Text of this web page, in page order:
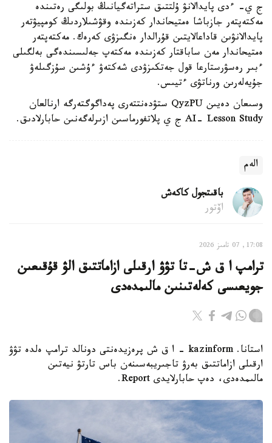
ج ي- ءدى پايدالانۋ ۇلتتىق ستراتەگيانىڭ بولىگى رەتىندە
مەكتەپتەر جازباشا ەمتيحاندار كەزىندە وقۋشىلاردىڭ كومپيۋتەر
پايدالانۋىن قاداعالايتىن قۇرالدار ەنگىزۋى كەرەك. مەكتەپتەر
ەمتيحاندار مەن ساباقتار كەزىندە مەكتەپ جەلىسىندەگى بەلگىلى
ءبىر رەسۋرستارعا قول جەتكىزۋدى شەكتەۋ ءۇشىن سۇزگىلەۋ
جۇيەلەرىن ورناتۋى ءتيىس.
وسىعان دەيىن QyzPU ستۋدەنتتەرى پەداگوگتەرگە ارنالعان
AI- Lesson Study ج ي پلاتفورماسىن ازىرلەگەنىن حابارلادىق.
الەم
باقىتجول كاكەش
اۆتور
17:08, 07 تامىز 2026
ترامپ ا ق ش-تا تۋۋ ارقىلى ازاماتتىق الۋ قۇقىعىن
جويعىسى كەلەتىنىن مالىمدەدى
استانا. kazinform - ا ق ش پرەزيدەنتى دونالد ترامپ ەلدە تۋۋ
ارقىلى ازاماتتىق بەرۋ تاجىريبەسىنەن باس تارتۋ نيەتىن
مالىمدەدى، دەپ حابارلايدى Report.